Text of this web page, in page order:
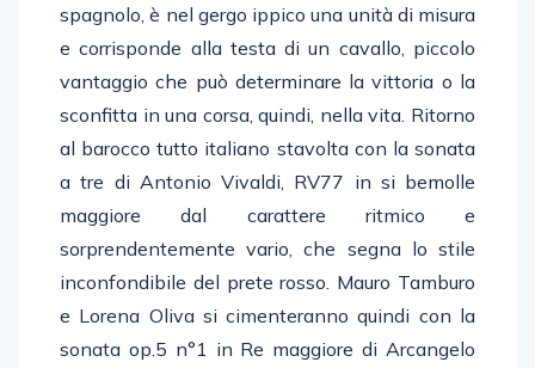
spagnolo, è nel gergo ippico una unità di misura
e corrisponde alla testa di un cavallo, piccolo
vantaggio che può determinare la vittoria o la
sconfitta in una corsa, quindi, nella vita. Ritorno
al barocco tutto italiano stavolta con la sonata
a tre di Antonio Vivaldi, RV77 in si bemolle
maggiore dal carattere ritmico e
sorprendentemente vario, che segna lo stile
inconfondibile del prete rosso. Mauro Tamburo
e Lorena Oliva si cimenteranno quindi con la
sonata op.5 n°1 in Re maggiore di Arcangelo